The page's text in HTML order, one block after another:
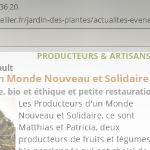
20.
jardin-des-plantes/actualites-
PRODUCTEURS & ARTISANS
Monde Nouveau et Solidaire
bio et éthique et petite
Les Producteurs d'un Monde
Nouveau et Solidaire, ce sont
Matthias et Patricia, deux
producteurs de fruits et légumes